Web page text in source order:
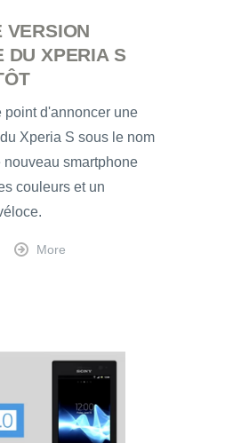
VERSION
DU XPERIA S
point d'annoncer une
Xperia S sous le nom
smartphone
couleurs et un
More